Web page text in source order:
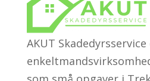
AKUT Skadedyrsservice